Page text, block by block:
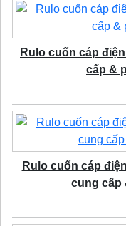
Rulo cuốn cáp
cấp &
Rulo cuốn cáp
cung cấp